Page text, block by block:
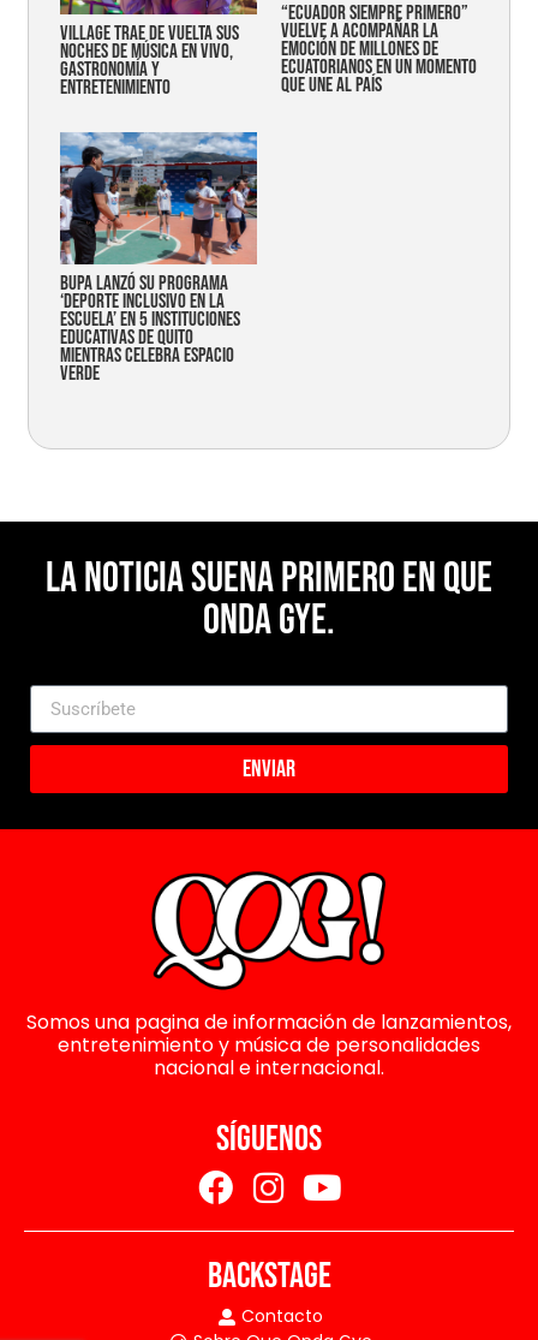
Village trae de vuelta sus
noches de música en vivo,
gastronomía y
entretenimiento
“Ecuador siempre primero”
vuelve a acompañar la
emoción de millones de
ecuatorianos en un momento
que une al país
Bupa lanzó su programa
‘Deporte Inclusivo en la
Escuela’ en 5 instituciones
educativas de Quito
mientras celebra espacio
verde
La noticia suena primero en Que
Onda Gye.
Enviar
Somos una pagina de información de lanzamientos,
entretenimiento y música de personalidades
nacional e internacional.
SÍGUENOS
BACKSTAGE
Contacto